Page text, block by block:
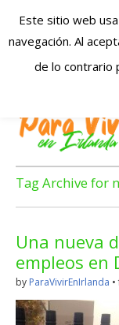
en
Blog dedicado a
Irlanda!
Tag Archive for
Una nueva
empleos en
by ParaVivirEnIrlanda •
Este sitio web
navegación. Al
de lo contrario